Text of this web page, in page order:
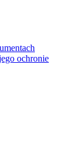
ochronie